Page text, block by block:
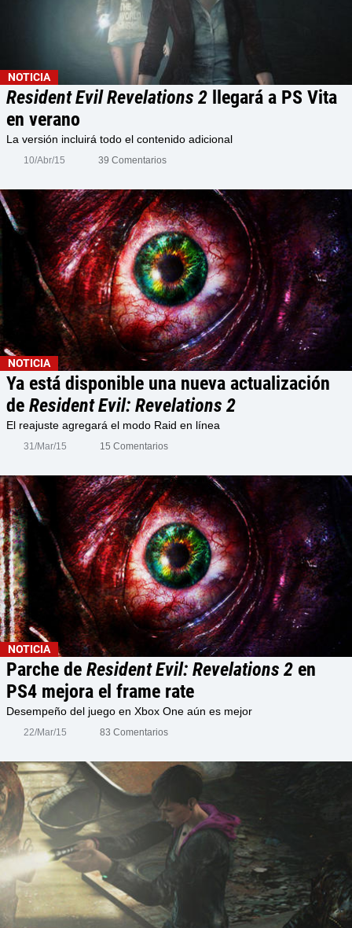
NOTICIA
Resident Evil Revelations 2 llegará a PS Vita
en verano
La versión incluirá todo el contenido adicional
10/Abr/15 39 Comentarios
NOTICIA
Ya está disponible una nueva actualización
de Resident Evil: Revelations 2
El reajuste agregará el modo Raid en línea
31/Mar/15 15 Comentarios
NOTICIA
Parche de Resident Evil: Revelations 2 en
PS4 mejora el frame rate
Desempeño del juego en Xbox One aún es mejor
22/Mar/15 83 Comentarios